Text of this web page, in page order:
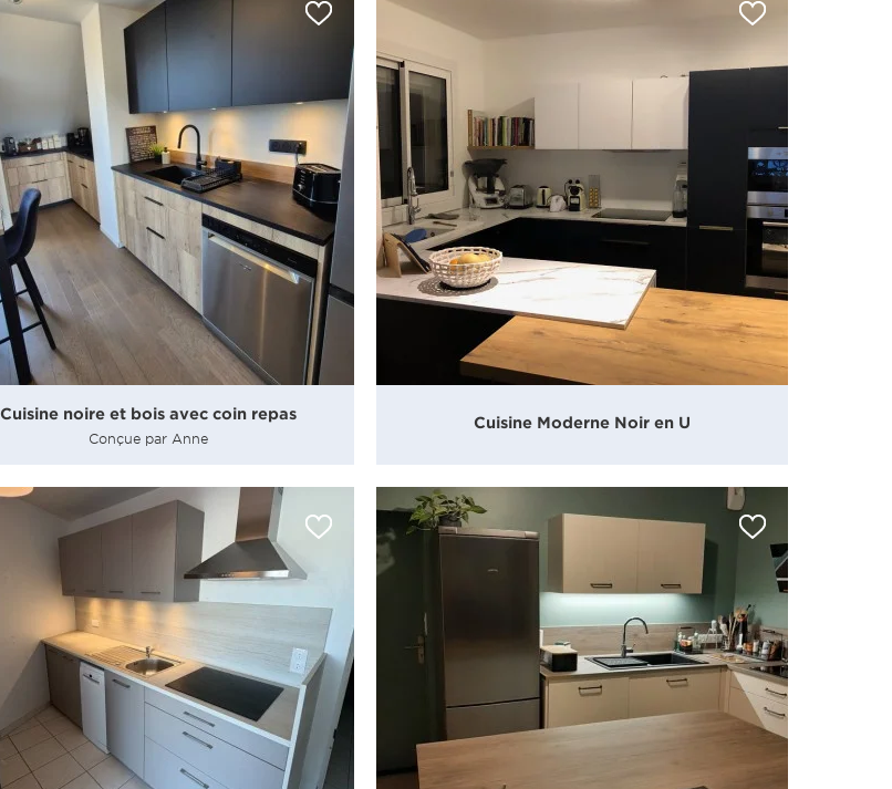
Cuisine noire et bois avec coin repas
Conçue par Anne
Cuisine Moderne Noir en U